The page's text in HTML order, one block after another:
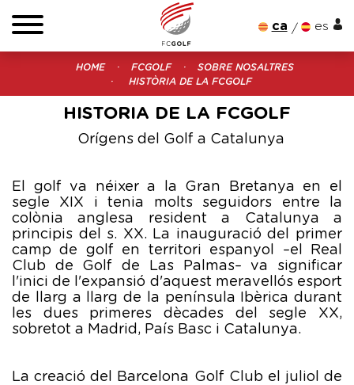
ca es
HOME FCGOLF
SOBRE NOSALTRES
HISTÒRIA DE LA FCGOLF
HISTORIA DE LA FCGOLF
Orígens del Golf a Catalunya
El golf va néixer a la Gran Bretanya en el
segle XIX i tenia molts seguidors entre la
colònia anglesa resident a Catalunya a
principis del s. XX. La inauguració del primer
camp de golf en territori espanyol –el Real
Club de Golf de Las Palmas– va significar
l'inici de l'expansió d'aquest meravellós esport
de llarg a llarg de la península Ibèrica durant
les dues primeres dècades del segle XX,
sobretot a Madrid, País Basc i Catalunya.
La creació del Barcelona Golf Club el juliol de